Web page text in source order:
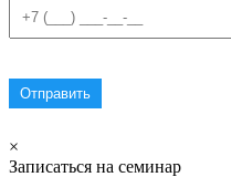
×
Записаться на семинар